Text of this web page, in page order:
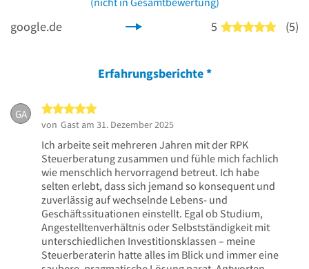
google.de 5 5 von
(5)
Erfahrungsberichte*
GA
von Gast am 31. Dezember 2025
Ich arbeite seit mehreren Jahren mit der RPK
Steuerberatung zusammen und fühle mich fachlich
wie menschlich hervorragend betreut. Ich habe
selten erlebt, dass sich jemand so konsequent und
zuverlässig auf wechselnde Lebens- und
Geschäftssituationen einstellt. Egal ob Studium,
Angestelltenverhältnis oder Selbstständigkeit mit
unterschiedlichen Investitionsklassen – meine
Steuerberaterin hatte alles im Blick und immer eine